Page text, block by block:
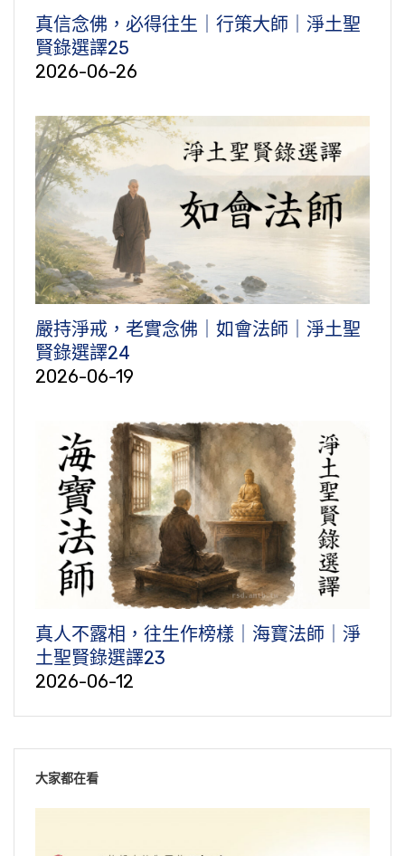
真信念佛，必得往生｜行策大師｜淨土聖
賢錄選譯25
2026-06-26
嚴持淨戒，老實念佛｜如會法師｜淨土聖
賢錄選譯24
2026-06-19
真人不露相，往生作榜樣｜海寶法師｜淨
土聖賢錄選譯23
2026-06-12
大家都在看